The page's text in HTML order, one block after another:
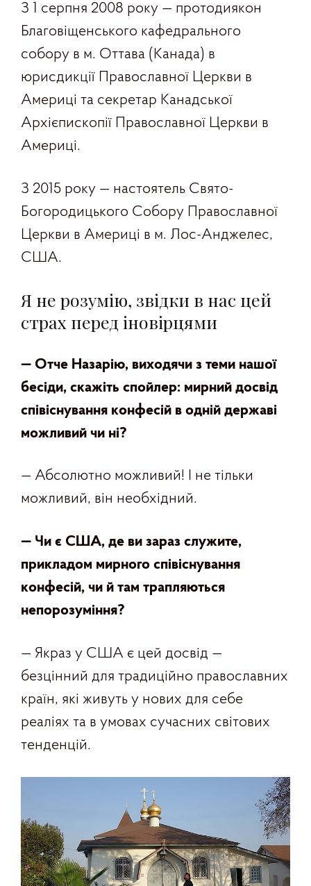
З 1 серпня 2008 року — протодиякон
Благовіщенського кафедрального
собору в м. Оттава (Канада) в
юрисдикції Православної Церкви в
Америці та секретар Канадської
Архієпископії Православної Церкви в
Америці.
З 2015 року — настоятель Свято-
Богородицького Собору Православної
Церкви в Америці в м. Лос-Анджелес,
США.
Я не розумію, звідки в нас цей
страх перед іновірцями
— Отче Назарію, виходячи з теми нашої
бесіди, скажіть спойлер: мирний досвід
співіснування конфесій в одній державі
можливий чи ні?
— Абсолютно можливий! І не тільки
можливий, він необхідний.
— Чи є США, де ви зараз служите,
прикладом мирного співіснування
конфесій, чи й там трапляються
непорозуміння?
— Якраз у США є цей досвід —
безцінний для традиційно православних
країн, які живуть у нових для себе
реаліях та в умовах сучасних світових
тенденцій.